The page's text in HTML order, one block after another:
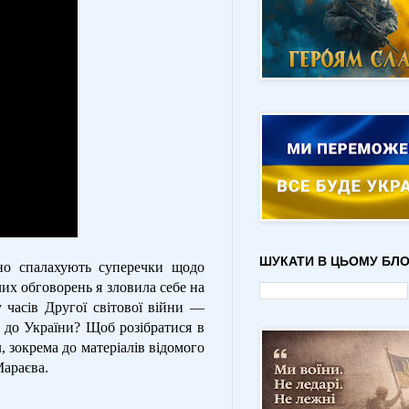
спалахують суперечки щодо
обговорень я зловила себе на
Другої світової війни —
України? Щоб розібратися в
до матеріалів відомого
ШУКАТИ В ЦЬОМУ